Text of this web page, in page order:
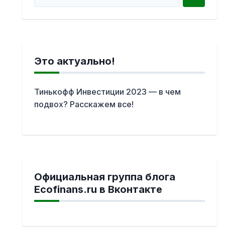
Это актуально!
Тинькофф Инвестиции 2023 — в чем
подвох? Расскажем все!
Официальная группа блога
Ecofinans.ru в Вконтакте